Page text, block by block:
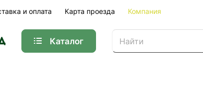
и оплата Карта проезда Компания
Каталог